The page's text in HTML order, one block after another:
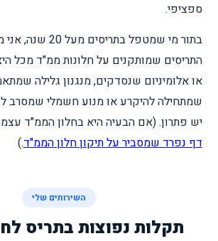
ספציפי.
בתור מי שמטפל
או אלומיניום שנסדקים, מנגנון גלילה
שמתחילה להיקרע או מנוע חשמלי שמסרב
יש פתרון. (אם הבעיה היא בחלון הממ"ד
דף נפרד שמסביר על תיקון חלון הממ"ד.)
השירותים שלי
תקלות נפוצות בתריס